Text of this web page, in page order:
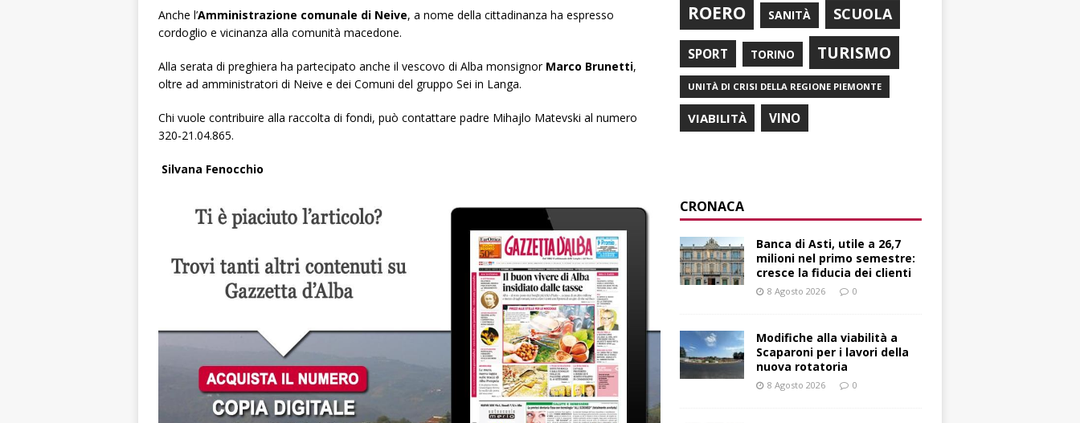
Anche l’Amministrazione comunale di Neive, a nome della cittadinanza ha espresso
cordoglio e vicinanza alla comunità macedone.
Alla serata di preghiera ha partecipato anche il vescovo di Alba monsignor Marco Brunetti,
oltre ad amministratori di Neive e dei Comuni del gruppo Sei in Langa.
Chi vuole contribuire alla raccolta di fondi, può contattare padre Mihajlo Matevski al numero
320-21.04.865.
Silvana Fenocchio
ROERO SANITÀ SCUOLA
SPORT TORINO TURISMO
UNITÀ DI CRISI DELLA REGIONE PIEMONTE
VIABILITÀ VINO
CRONACA
Banca di Asti, utile a 26,7
milioni nel primo semestre:
cresce la fiducia dei clienti
8 Agosto 2026 0
Modifiche alla viabilità a
Scaparoni per i lavori della
nuova rotatoria
8 Agosto 2026 0